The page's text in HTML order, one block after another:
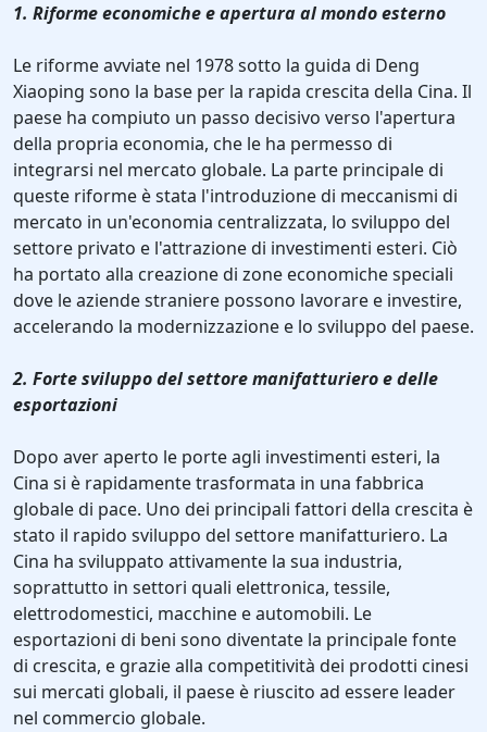
1. Riforme economiche e apertura al mondo esterno
Le riforme avviate nel 1978 sotto la guida di Deng
Xiaoping sono la base per la rapida crescita della Cina. Il
paese ha compiuto un passo decisivo verso l'apertura
della propria economia, che le ha permesso di
integrarsi nel mercato globale. La parte principale di
queste riforme è stata l'introduzione di meccanismi di
mercato in un'economia centralizzata, lo sviluppo del
settore privato e l'attrazione di investimenti esteri. Ciò
ha portato alla creazione di zone economiche speciali
dove le aziende straniere possono lavorare e investire,
accelerando la modernizzazione e lo sviluppo del paese.
2. Forte sviluppo del settore manifatturiero e delle
esportazioni
Dopo aver aperto le porte agli investimenti esteri, la
Cina si è rapidamente trasformata in una fabbrica
globale di pace. Uno dei principali fattori della crescita è
stato il rapido sviluppo del settore manifatturiero. La
Cina ha sviluppato attivamente la sua industria,
soprattutto in settori quali elettronica, tessile,
elettrodomestici, macchine e automobili. Le
esportazioni di beni sono diventate la principale fonte
di crescita, e grazie alla competitività dei prodotti cinesi
sui mercati globali, il paese è riuscito ad essere leader
nel commercio globale.